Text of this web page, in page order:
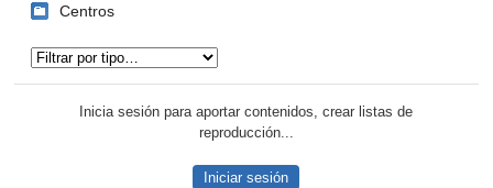
Centros
Inicia sesión para aportar contenidos, crear listas de
reproducción...
Iniciar sesión